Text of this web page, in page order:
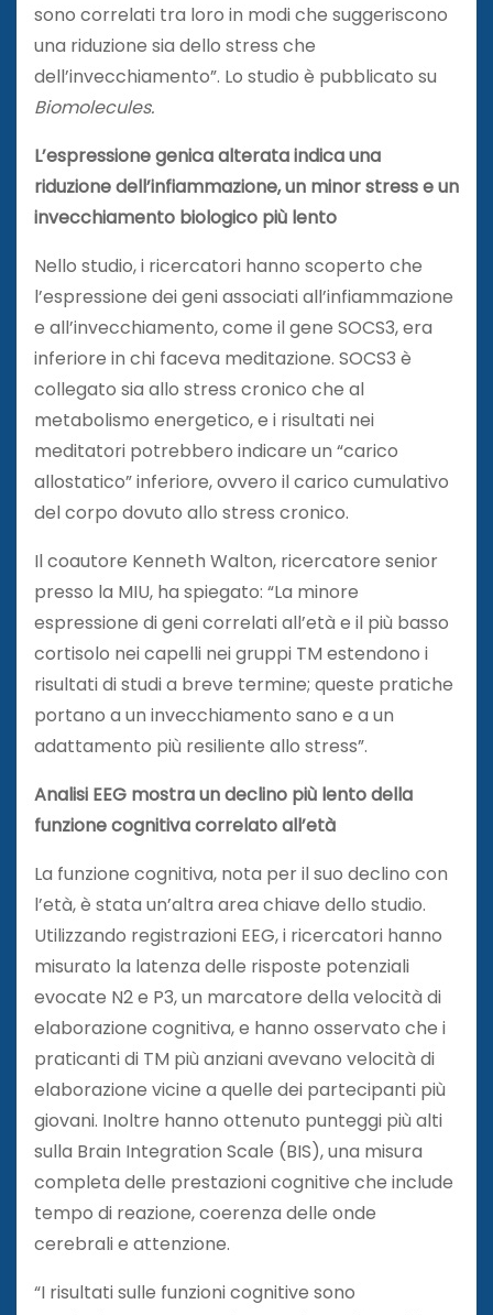
sono correlati tra loro in modi che suggeriscono
una riduzione sia dello stress che
dell’invecchiamento”. Lo studio è pubblicato su
Biomolecules.
L’espressione genica alterata indica una
riduzione dell’infiammazione, un minor stress e un
invecchiamento biologico più lento
Nello studio, i ricercatori hanno scoperto che
l’espressione dei geni associati all’infiammazione
e all’invecchiamento, come il gene SOCS3, era
inferiore in chi faceva meditazione. SOCS3 è
collegato sia allo stress cronico che al
metabolismo energetico, e i risultati nei
meditatori potrebbero indicare un “carico
allostatico” inferiore, ovvero il carico cumulativo
del corpo dovuto allo stress cronico.
Il coautore Kenneth Walton, ricercatore senior
presso la MIU, ha spiegato: “La minore
espressione di geni correlati all’età e il più basso
cortisolo nei capelli nei gruppi TM estendono i
risultati di studi a breve termine; queste pratiche
portano a un invecchiamento sano e a un
adattamento più resiliente allo stress”.
Analisi EEG mostra un declino più lento della
funzione cognitiva correlato all’età
La funzione cognitiva, nota per il suo declino con
l’età, è stata un’altra area chiave dello studio.
Utilizzando registrazioni EEG, i ricercatori hanno
misurato la latenza delle risposte potenziali
evocate N2 e P3, un marcatore della velocità di
elaborazione cognitiva, e hanno osservato che i
praticanti di TM più anziani avevano velocità di
elaborazione vicine a quelle dei partecipanti più
giovani. Inoltre hanno ottenuto punteggi più alti
sulla Brain Integration Scale (BIS), una misura
completa delle prestazioni cognitive che include
tempo di reazione, coerenza delle onde
cerebrali e attenzione.
“I risultati sulle funzioni cognitive sono